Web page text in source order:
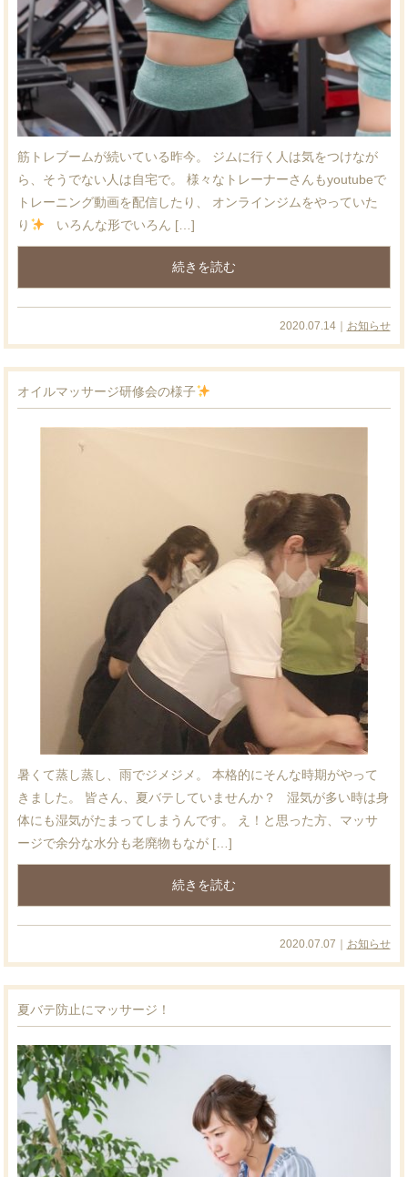
筋トレブームが続いている昨今。 ジムに行く人は気をつけなが
ら、そうでない人は自宅で。 様々なトレーナーさんもyoutubeで
トレーニング動画を配信したり、 オンラインジムをやっていた
り
いろんな形でいろん […]
続きを読む
2020.07.14｜ お知らせ
オイルマッサージ研修会の様子
暑くて蒸し蒸し、雨でジメジメ。 本格的にそんな時期がやって
きました。 皆さん、夏バテしていませんか？ 湿気が多い時は身
体にも湿気がたまってしまうんです。 え！と思った方、マッサ
ージで余分な水分も老廃物もなが […]
続きを読む
2020.07.07｜ お知らせ
夏バテ防止にマッサージ！